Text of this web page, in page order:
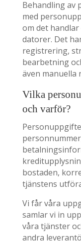
Behandling av
med
om det
datorer. Det
registrering,
bearbetning
även manuella
Vilka
och varför?
bostaden,
tjänstens
Vi får våra
samlar vi in
våra tjänster
andra